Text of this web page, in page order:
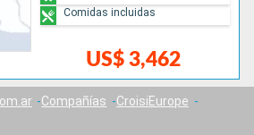
US$ 3,462
Comidas incluidas
Compañías
CroisiEurope